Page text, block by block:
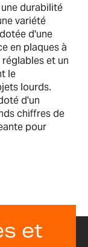
durabilité
variété
d'une
en plaques à
et un
le
lourds.
d'un
chiffres de
pour
et